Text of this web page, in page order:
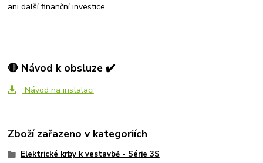
ani další finanční investice.
🔴 Návod k obsluze ✔️
Návod na instalaci
Zboží zařazeno v kategoriích
Elektrické krby k vestavbě - Série 3S